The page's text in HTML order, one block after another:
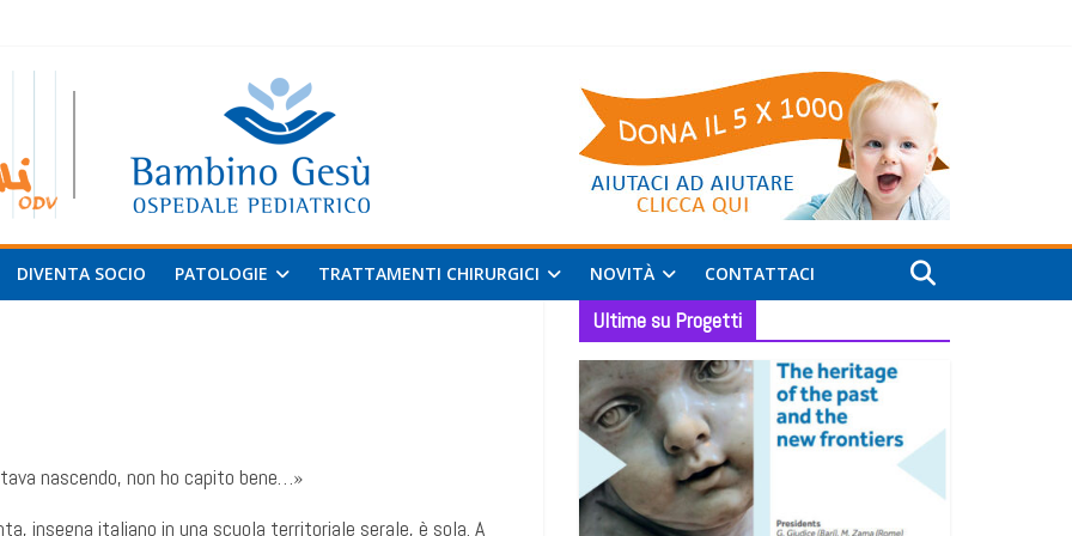
DIVENTA SOCIO PATOLOGIE TRATTAMENTI CHIRURGICI NOVITÀ CONTATTACI
nascendo, non ho capito bene…»
insegna italiano in una scuola territoriale serale, è sola. A
Ultime su Progetti